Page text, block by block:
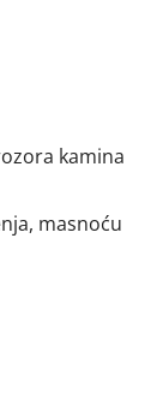
kamina
masnoću